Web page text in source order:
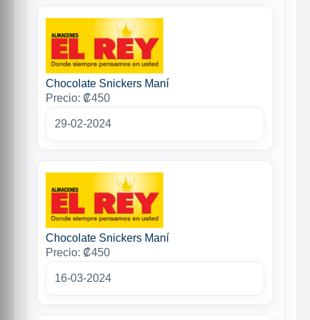
Chocolate Snickers Maní
Precio: ₡450
29-02-2024
Chocolate Snickers Maní
Precio: ₡450
16-03-2024